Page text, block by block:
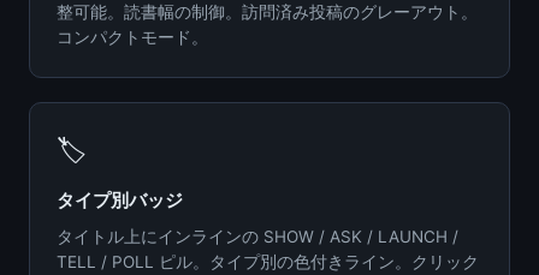
整可能。読書幅の制御。訪問済み投稿のグレーアウト。
コンパクトモード。
🏷️
タイプ別バッジ
タイトル上にインラインの SHOW / ASK / LAUNCH /
TELL / POLL ピル。タイプ別の色付きライン。クリック